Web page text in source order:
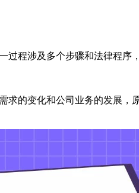
程涉及多个步骤和法律程序
的变化和公司业务的发展